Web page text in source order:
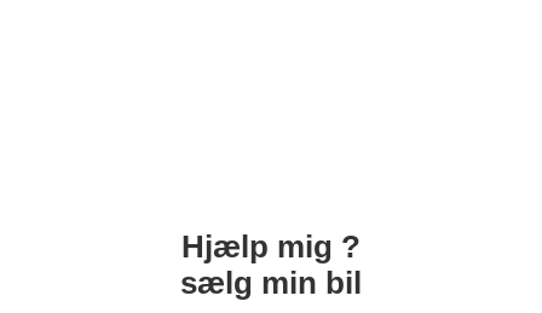
Hjælp mig ?
sælg min bil